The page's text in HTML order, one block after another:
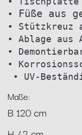
• Füße aus
• Stützkreuz
• Ablage aus
•
•
• UV-
Maße:
B 120 cm